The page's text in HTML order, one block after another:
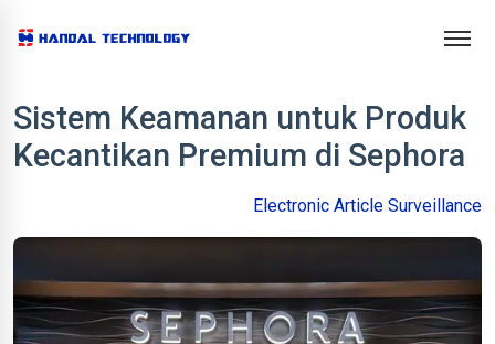
Sistem Keamanan untuk Produk
Kecantikan Premium di Sephora
Electronic Article Surveillance